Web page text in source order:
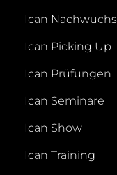
Ican Nachwuchs
Ican Picking Up
Ican Prüfungen
Ican Seminare
Ican Show
Ican Training